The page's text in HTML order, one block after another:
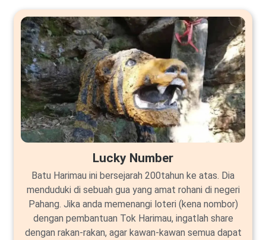
Lucky Number
Batu Harimau ini bersejarah 200tahun ke atas. Dia
menduduki di sebuah gua yang amat rohani di negeri
Pahang. Jika anda memenangi loteri (kena nombor)
dengan pembantuan Tok Harimau, ingatlah share
dengan rakan-rakan, agar kawan-kawan semua dapat